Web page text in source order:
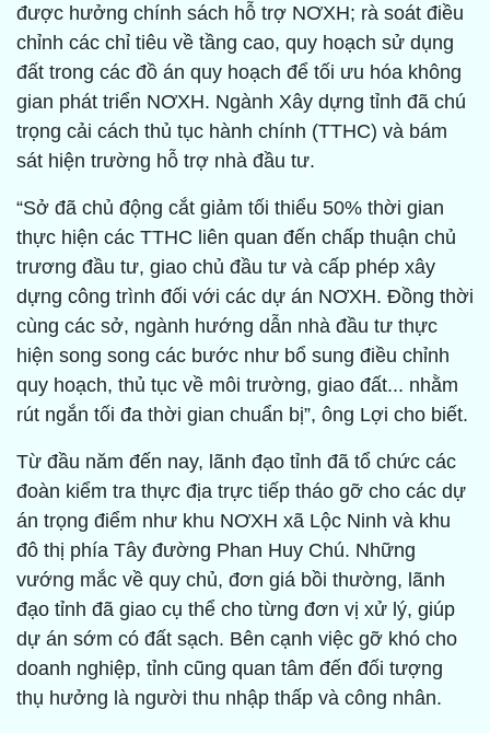
được hưởng chính sách hỗ trợ NƠXH; rà soát điều
chỉnh các chỉ tiêu về tầng cao, quy hoạch sử dụng
đất trong các đồ án quy hoạch để tối ưu hóa không
gian phát triển NƠXH. Ngành Xây dựng tỉnh đã chú
trọng cải cách thủ tục hành chính (TTHC) và bám
sát hiện trường hỗ trợ nhà đầu tư.
“Sở đã chủ động cắt giảm tối thiểu 50% thời gian
thực hiện các TTHC liên quan đến chấp thuận chủ
trương đầu tư, giao chủ đầu tư và cấp phép xây
dựng công trình đối với các dự án NƠXH. Đồng thời
cùng các sở, ngành hướng dẫn nhà đầu tư thực
hiện song song các bước như bổ sung điều chỉnh
quy hoạch, thủ tục về môi trường, giao đất... nhằm
rút ngắn tối đa thời gian chuẩn bị”, ông Lợi cho biết.
Từ đầu năm đến nay, lãnh đạo tỉnh đã tổ chức các
đoàn kiểm tra thực địa trực tiếp tháo gỡ cho các dự
án trọng điểm như khu NƠXH xã Lộc Ninh và khu
đô thị phía Tây đường Phan Huy Chú. Những
vướng mắc về quy chủ, đơn giá bồi thường, lãnh
đạo tỉnh đã giao cụ thể cho từng đơn vị xử lý, giúp
dự án sớm có đất sạch. Bên cạnh việc gỡ khó cho
doanh nghiệp, tỉnh cũng quan tâm đến đối tượng
thụ hưởng là người thu nhập thấp và công nhân.